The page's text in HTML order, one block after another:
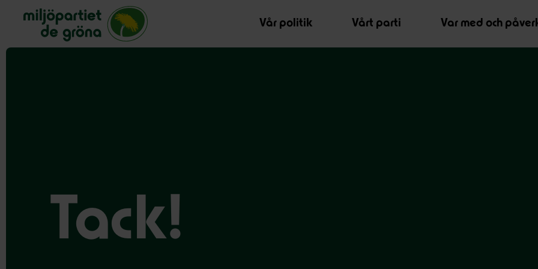
Miljöpartiet de gröna, startsida
Vår politik
Vårt parti Var med och
Tack!